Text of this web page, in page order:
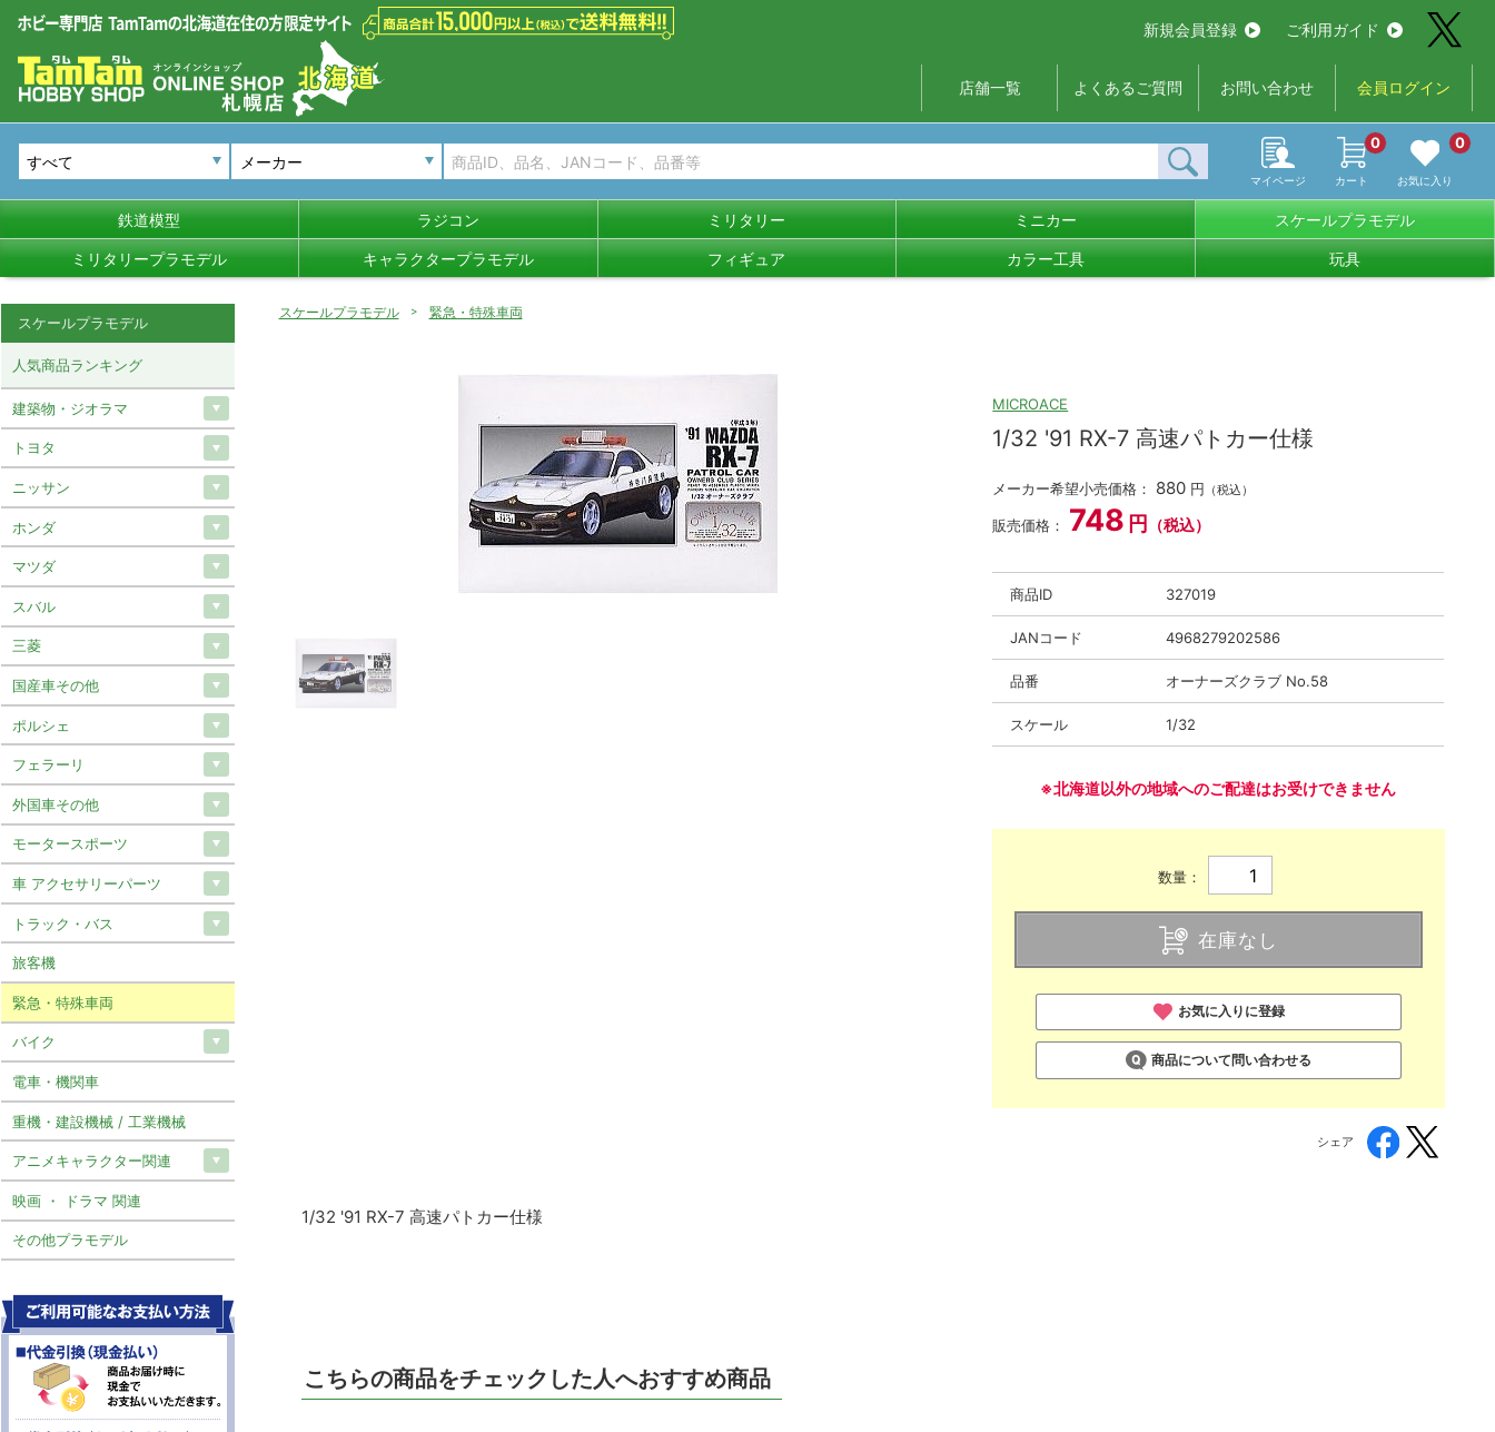
新規会員登録 ご利用ガイド
店舗一覧 よくあるご質問 お問い合わせ 会員ログイン
メーカー
マイページ カート
0
お気に入り
0
鉄道模型 ラジコン ミリタリー ミニカー スケールプラモデル
ミリタリープラモデル キャラクタープラモデル フィギュア カラー工具 玩具
スケールプラモデル 緊急・特殊車両
MICROACE
1/32 '91 RX-7 高速パトカー仕様
メーカー希望小売価格： 880 円 （税込）
販売価格： 748 円 （税込）
商品ID 327019
JANコード 4968279202586
品番 オーナーズクラブ No.58
スケール 1/32
※北海道以外の地域へのご配達はお受けできません
数量：
在庫なし
お気に入りに登録
商品について問い合わせる
シェア
1/32 '91 RX-7 高速パトカー仕様
こちらの商品をチェックした人へおすすめ商品
スケールプラモデル
人気商品ランキング
建築物・ジオラマ
トヨタ
ニッサン
ホンダ
マツダ
スバル
三菱
国産車その他
ポルシェ
フェラーリ
外国車その他
モータースポーツ
車 アクセサリーパーツ
トラック・バス
旅客機
緊急・特殊車両
バイク
電車・機関車
重機・建設機械 / 工業機械
アニメキャラクター関連
映画 ・ ドラマ 関連
その他プラモデル